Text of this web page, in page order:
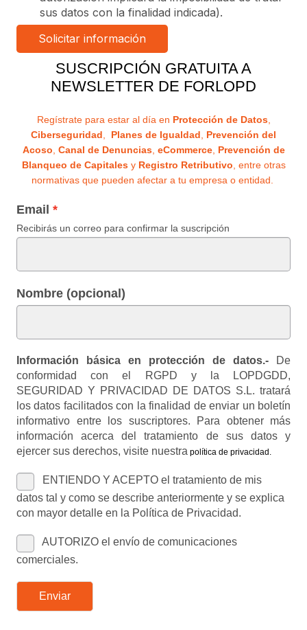
sus datos con la finalidad indicada).
SUSCRIPCIÓN GRATUITA A
NEWSLETTER DE FORLOPD
Regístrate para estar al día en Protección de Datos,
Ciberseguridad, Planes de Igualdad, Prevención del
Acoso, Canal de Denuncias, eCommerce, Prevención de
Blanqueo de Capitalesy Registro Retributivo, entre otras
normativas que pueden afectar a tu empresa o entidad.
Email
Recibirás un correo para confirmar la suscripción
Nombre (opcional)
Información básica en protección de datos.- De
conformidad con el RGPD y la LOPDGDD,
SEGURIDAD Y PRIVACIDAD DE DATOS S.L. tratará
los datos facilitados con la finalidad de enviar un boletín
informativo entre los suscriptores. Para obtener más
información acerca del tratamiento de sus datos y
ejercer sus derechos, visite nuestra política de privacidad .
ENTIENDO Y ACEPTO el tratamiento de mis
datos tal y como se describe anteriormente y se explica
con mayor detalle en la Política de Privacidad.
AUTORIZO el envío de comunicaciones
comerciales.
Enviar